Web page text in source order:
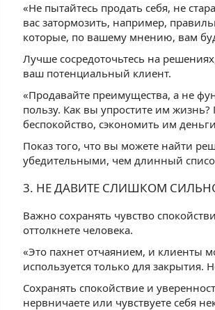
«Не пытайтесь продать себя, не
вас затормозить, например,
которые, по вашему мнению, вам
Лучше сосредоточьтесь на
ваш потенциальный клиент.
«Продавайте преимущества, а не
пользу. Как вы упростите им
беспокойство, сэкономить им
Показ того, что вы можете найти
убедительными, чем длинный
3. НЕ ДАВИТЕ СЛИШКОМ
Важно сохранять чувство
оттолкнете человека.
«Это пахнет отчаянием, и клиенты
используется только для закрытия.
Сохранять спокойствие и
нервничаете или чувствуете себя